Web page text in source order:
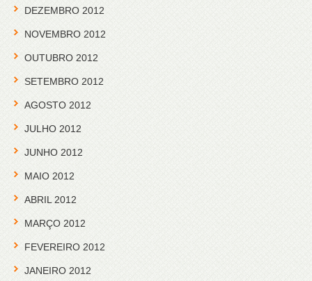
DEZEMBRO 2012
NOVEMBRO 2012
OUTUBRO 2012
SETEMBRO 2012
AGOSTO 2012
JULHO 2012
JUNHO 2012
MAIO 2012
ABRIL 2012
MARÇO 2012
FEVEREIRO 2012
JANEIRO 2012